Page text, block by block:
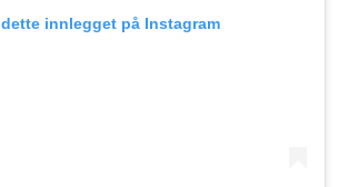
dette innlegget på Instagram